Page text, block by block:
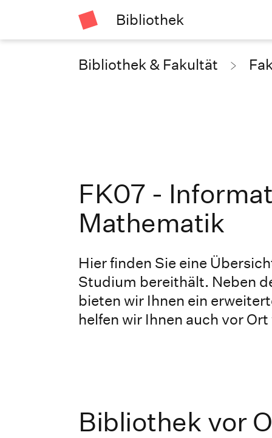
Bibliothek
Bibliothek & Fakultät
FK07 -
Mathematik
Hier finden Sie eine
Studium bereithält. Neben
bieten wir Ihnen ein
helfen wir Ihnen auch vor Ort
Bibliothek vor